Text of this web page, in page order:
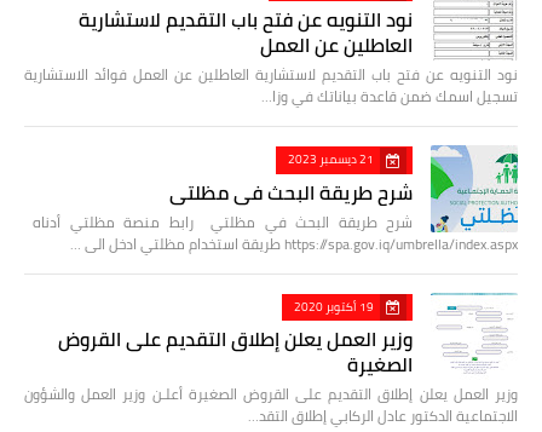
نود التنويه عن فتح باب التقديم لاستشارية
العاطلين عن العمل
نود التنويه عن فتح باب التقديم لاستشارية العاطلين عن العمل فوائد الاستشارية
تسجيل اسمك ضمن قاعدة بياناتك في وزا…
21 ديسمبر 2023
شرح طريقة البحث في مظلتي
شرح طريقة البحث في مظلتي رابط منصة مظلتي أدناه
https://spa.gov.iq/umbrella/index.aspx طريقة استخدام مظلتي ادخل الى …
19 أكتوبر 2020
وزير العمل يعلن إطلاق التقديم على القروض
الصغيرة
وزير العمل يعلن إطلاق التقديم على القروض الصغيرة أعلـن وزير العمل والشؤون
الاجتماعية الدكتور عادل الركابي إطلاق التقد…